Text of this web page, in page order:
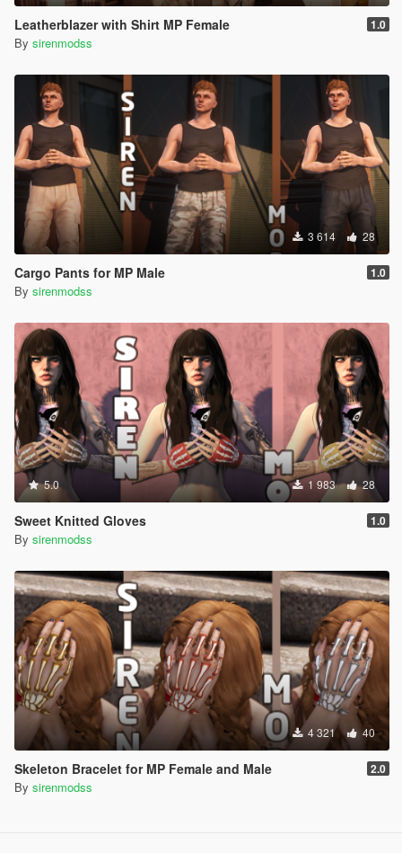
Leatherblazer with Shirt MP Female 1.0
By sirenmodss
3 614 28
Cargo Pants for MP Male 1.0
By sirenmodss
5.0 1 983 28
Sweet Knitted Gloves 1.0
By sirenmodss
4 321 40
Skeleton Bracelet for MP Female and Male 2.0
By sirenmodss